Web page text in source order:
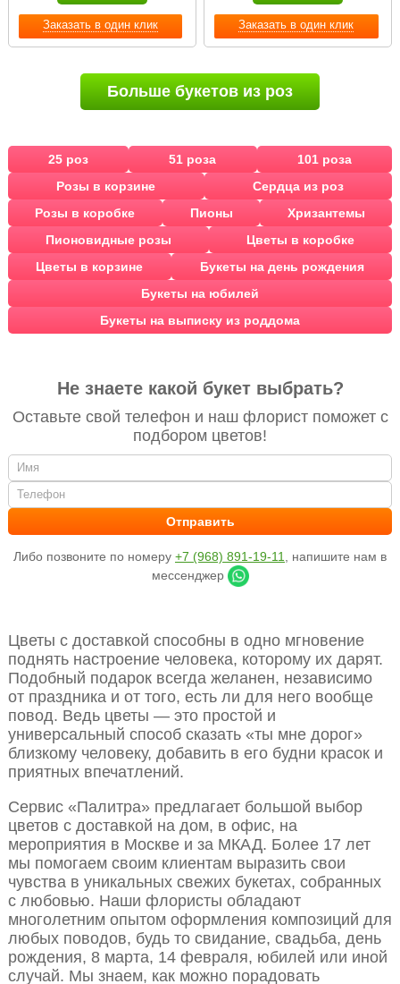
Заказать в один клик Заказать в один клик
Больше букетов из роз
25 роз 51 роза
101 роза
Розы в корзине
Сердца из роз
Розы в коробке
Пионы
Хризантемы
Пионовидные розы
Цветы в коробке
Цветы в корзине
Букеты на день рождения
Букеты на юбилей
Букеты на выписку из роддома
Не знаете какой букет выбрать?
Оставьте свой телефон и наш флорист поможет с
подбором цветов!
Либо позвоните по номеру +7 (968) 891-19-11
, напишите нам в
мессенджер
Цветы с доставкой способны в одно мгновение
поднять настроение человека, которому их дарят.
Подобный подарок всегда желанен, независимо
от праздника и от того, есть ли для него вообще
повод. Ведь цветы — это простой и
универсальный способ сказать «ты мне дорог»
близкому человеку, добавить в его будни красок и
приятных впечатлений.
Сервис «Палитра» предлагает большой выбор
цветов с доставкой на дом, в офис, на
мероприятия в Москве и за МКАД. Более 17 лет
мы помогаем своим клиентам выразить свои
чувства в уникальных свежих букетах, собранных
с любовью. Наши флористы обладают
многолетним опытом оформления композиций для
любых поводов, будь то свидание, свадьба, день
рождения, 8 марта, 14 февраля, юбилей или иной
случай. Мы знаем, как можно порадовать